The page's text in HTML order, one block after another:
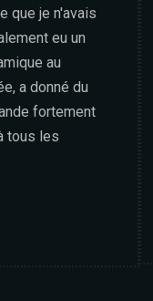
que je n'avais
eu un
au
a donné du
fortement
tous les